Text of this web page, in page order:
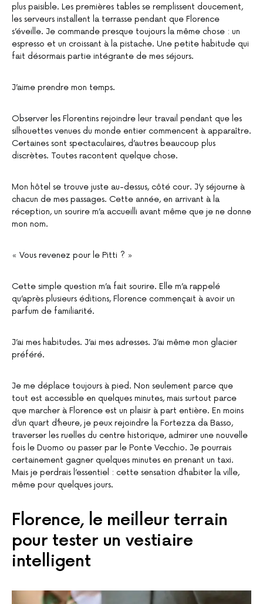
plus paisible. Les premières tables se remplissent doucement,
les serveurs installent la terrasse pendant que Florence
s’éveille. Je commande presque toujours la même chose : un
espresso et un croissant à la pistache. Une petite habitude qui
fait désormais partie intégrante de mes séjours.
J’aime prendre mon temps.
Observer les Florentins rejoindre leur travail pendant que les
silhouettes venues du monde entier commencent à apparaître.
Certaines sont spectaculaires, d’autres beaucoup plus
discrètes. Toutes racontent quelque chose.
Mon hôtel se trouve juste au-dessus, côté cour. J’y séjourne à
chacun de mes passages. Cette année, en arrivant à la
réception, un sourire m’a accueilli avant même que je ne donne
mon nom.
« Vous revenez pour le Pitti ? »
Cette simple question m’a fait sourire. Elle m’a rappelé
qu’après plusieurs éditions, Florence commençait à avoir un
parfum de familiarité.
J’ai mes habitudes. J’ai mes adresses. J’ai même mon glacier
préféré.
Je me déplace toujours à pied. Non seulement parce que
tout est accessible en quelques minutes, mais surtout parce
que marcher à Florence est un plaisir à part entière. En moins
d’un quart d’heure, je peux rejoindre la Fortezza da Basso,
traverser les ruelles du centre historique, admirer une nouvelle
fois le Duomo ou passer par le Ponte Vecchio. Je pourrais
certainement gagner quelques minutes en prenant un taxi.
Mais je perdrais l’essentiel : cette sensation d’habiter la ville,
même pour quelques jours.
Florence, le meilleur terrain
pour tester un vestiaire
intelligent